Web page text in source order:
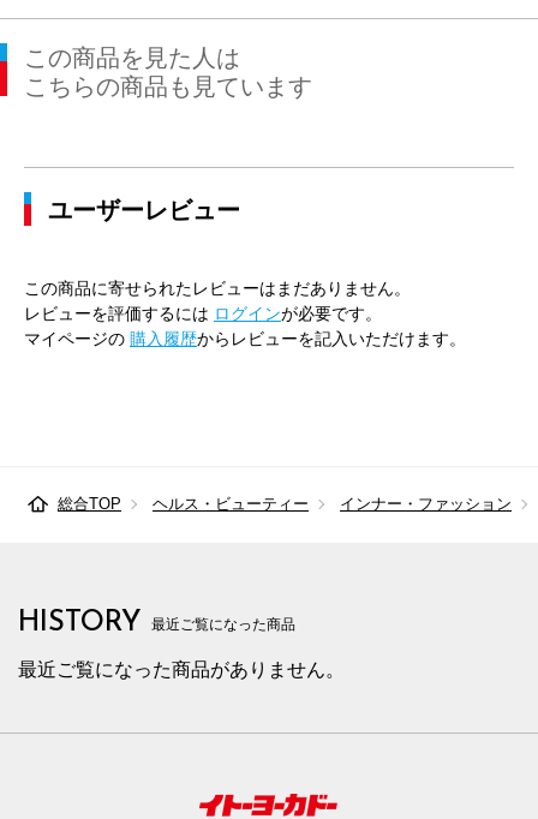
この商品を見た人は
こちらの商品も見ています
ユーザーレビュー
この商品に寄せられたレビューはまだありません。
レビューを評価するには ログインが必要です。
マイページの 購入履歴からレビューを記入いただけます。
総合TOP ヘルス・ビューティー インナー・ファッション
HISTORY 最近ご覧になった商品
最近ご覧になった商品がありません。